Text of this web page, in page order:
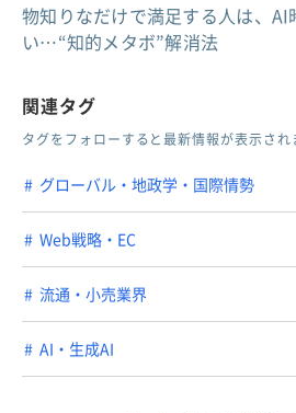
物知りなだけで満足する人は、AI
い…“知的メタボ”解消法
関連タグ
タグをフォローすると最新情報が表示され
グローバル・地政学・国際情勢
Web戦略・EC
流通・小売業界
AI・生成AI